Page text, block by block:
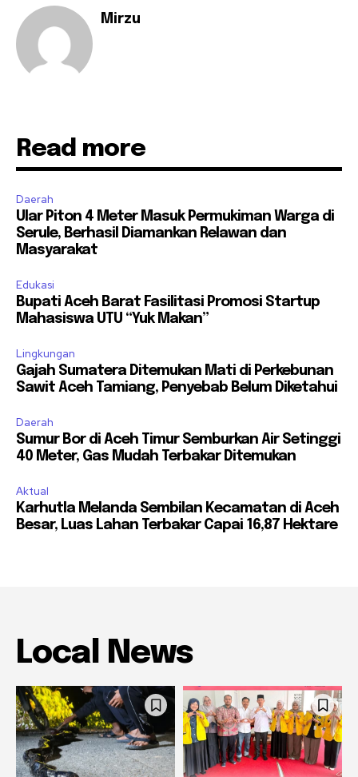
Mirzu
Read more
Daerah
Ular Piton 4 Meter Masuk Permukiman Warga di
Serule, Berhasil Diamankan Relawan dan
Masyarakat
Edukasi
Bupati Aceh Barat Fasilitasi Promosi Startup
Mahasiswa UTU “Yuk Makan”
Lingkungan
Gajah Sumatera Ditemukan Mati di Perkebunan
Sawit Aceh Tamiang, Penyebab Belum Diketahui
Daerah
Sumur Bor di Aceh Timur Semburkan Air Setinggi
40 Meter, Gas Mudah Terbakar Ditemukan
Aktual
Karhutla Melanda Sembilan Kecamatan di Aceh
Besar, Luas Lahan Terbakar Capai 16,87 Hektare
Local News